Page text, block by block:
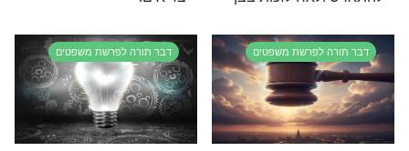
לפרשת משפטים דבר תורה לפרשת משפטים